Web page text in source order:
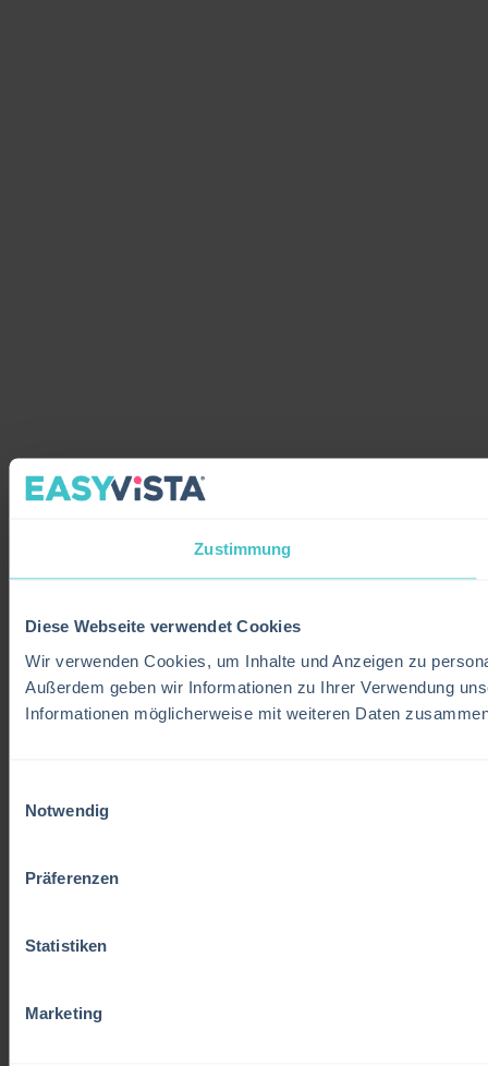
Zustimmung
Diese Webseite verwendet Cookies
Wir verwenden Cookies, um Inhalte und Anzeigen zu
Außerdem geben wir Informationen zu Ihrer Verwendung
Informationen möglicherweise mit weiteren Daten
Notwendig
Präferenzen
Statistiken
Marketing